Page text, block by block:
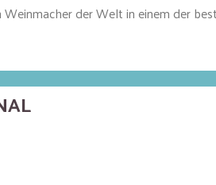
der Welt in einem der